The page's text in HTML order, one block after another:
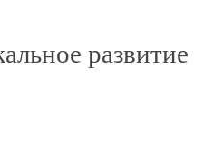
развитие